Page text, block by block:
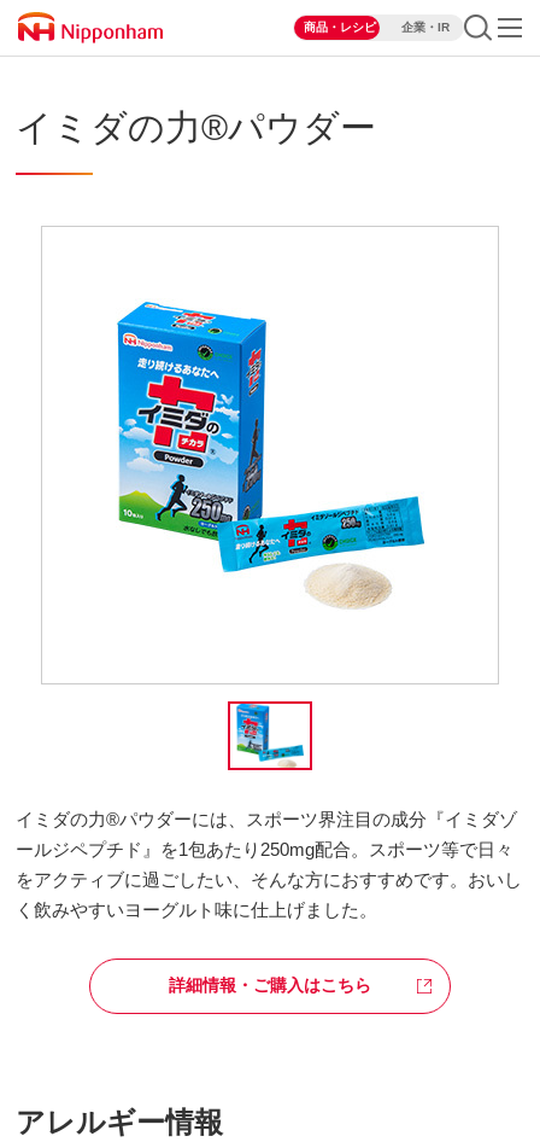
商品・レシピ 企業・IR
イミダの力®パウダー
イミダの力®パウダーには、スポーツ界注目の成分『イミダゾ
ールジペプチド』を1包あたり250mg配合。スポーツ等で日々
をアクティブに過ごしたい、そんな方におすすめです。おいし
く飲みやすいヨーグルト味に仕上げました。
詳細情報・ご購入はこちら
アレルギー情報